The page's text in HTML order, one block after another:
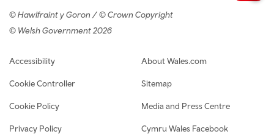
© Hawlfraint y Goron / © Crown Copyright
© Welsh Government 2026
Footer navigation
Accessibility
Cookie Controller
Cookie Policy
Privacy Policy
About Wales.com
Sitemap
Media and Press Centre
Cymru Wales Facebook